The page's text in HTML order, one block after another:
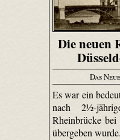
Die neuen
Das
Es war ein
nach 2½-
Rheinbrücke
übergeben wurde.